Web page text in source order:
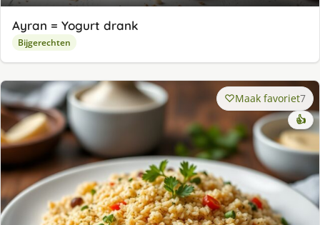
Ayran = Yogurt drank
Bijgerechten
Maak favoriet7
👍